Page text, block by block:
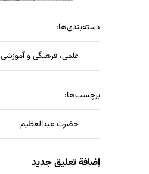
دسته‌بندی‌ها:
علمی، فرهنگی و آموزشی
برچسب‌ها:
حضرت عبدالعظیم
إضافة تعليق جديد